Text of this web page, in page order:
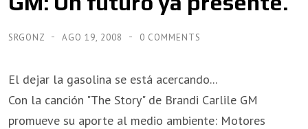
SRGONZ AGO 19, 2008 0 COMMENTS
El dejar la gasolina se está acercando...
Con la canción "The Story" de Brandi Carlile GM
promueve su aporte al medio ambiente: Motores